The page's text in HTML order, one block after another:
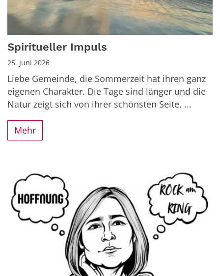
Spiritueller Impuls
25. Juni 2026
Liebe Gemeinde, die Sommerzeit hat ihren ganz
eigenen Charakter. Die Tage sind länger und die
Natur zeigt sich von ihrer schönsten Seite. ...
Mehr